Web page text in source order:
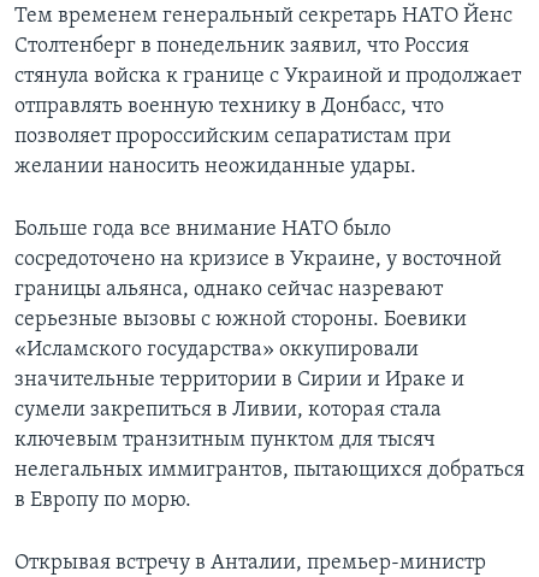
Тем временем генеральный секретарь НАТО Йенс
Столтенберг в понедельник заявил, что Россия
стянула войска к границе с Украиной и продолжает
отправлять военную технику в Донбасс, что
позволяет пророссийским сепаратистам при
желании наносить неожиданные удары.
Больше года все внимание НАТО было
сосредоточено на кризисе в Украине, у восточной
границы альянса, однако сейчас назревают
серьезные вызовы с южной стороны. Боевики
«Исламского государства» оккупировали
значительные территории в Сирии и Ираке и
сумели закрепиться в Ливии, которая стала
ключевым транзитным пунктом для тысяч
нелегальных иммигрантов, пытающихся добраться
в Европу по морю.
Открывая встречу в Анталии, премьер-министр